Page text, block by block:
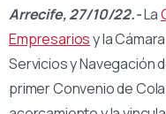
Arrecife, 27/10/22.-La
Empresariosy la
Servicios y Navegación
primer Convenio de